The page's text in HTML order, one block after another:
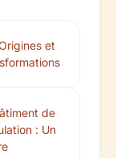
et
de
: Un